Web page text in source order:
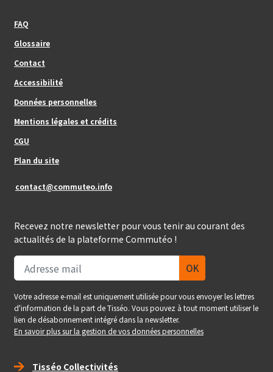
FAQ
Glossaire
Contact
Footer_center
Accessibilité
Données personnelles
Mentions légales et crédits
CGU
Plan du site
contact@commuteo.info
Recevez notre newsletter pour vous tenir au courant des
actualités de la plateforme Commutéo !
Votre adresse e-mail est uniquement utilisée pour vous envoyer les lettres
d'information de la part de Tisséo. Vous pouvez à tout moment utiliser le
lien de désabonnement intégré dans la newsletter.
En savoir plus sur la gestion de vos données personnelles
Right_footer
Tisséo Collectivités